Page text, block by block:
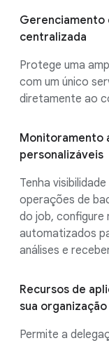
Gerenciamento
centralizada
Protege uma
com um único
diretamente ao
Monitoramento
personalizáveis
Tenha
operações de
do job,
automatizados
análises e
Recursos de
sua
Permite a